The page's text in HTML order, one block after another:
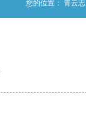
您的位置： 青云志